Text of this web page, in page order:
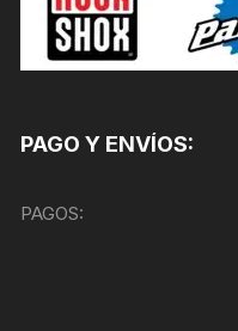
PAGO Y ENVÍOS:
PAGOS: